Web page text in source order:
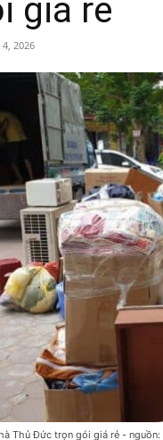
giá rẻ
2026
Thủ Đức trọn gói giá rẻ - nguồn: